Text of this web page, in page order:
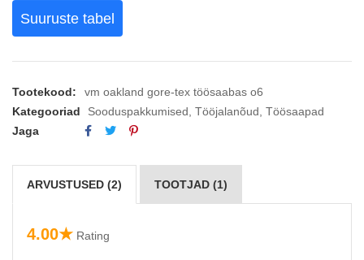
Suuruste tabel
Tootekood:
vm oakland gore-tex töösaabas o6
Kategooriad
Sooduspakkumised Tööjalanõud Töösaapad
Jaga
ARVUSTUSED (2) TOOTJAD (1)
4.00★ Rating